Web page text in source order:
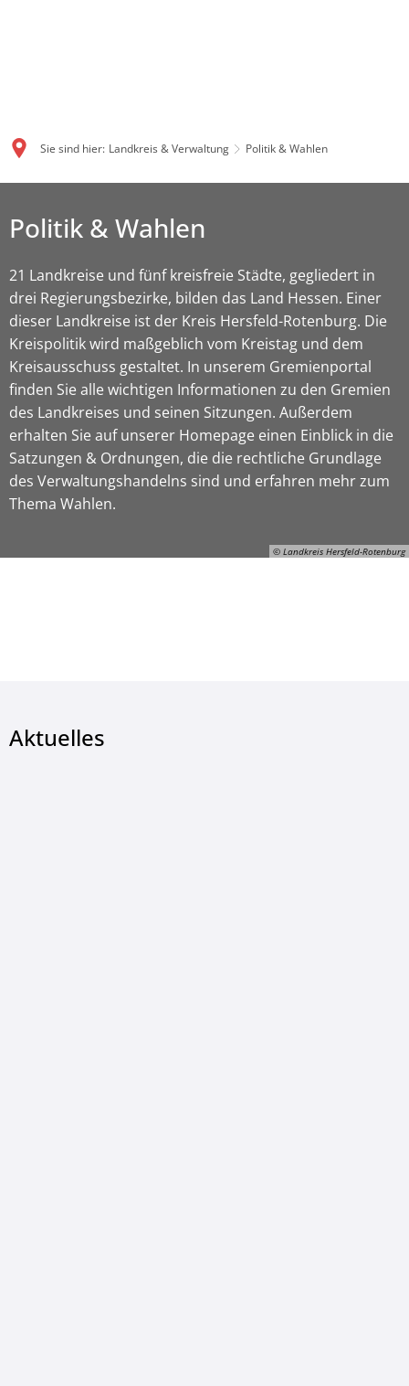
Sie sind hier: Landkreis & Verwaltung Politik & Wahlen
© Landkreis Hersfeld-Rotenburg
Politik & Wahlen
21 Landkreise und fünf kreisfreie Städte, gegliedert in
drei Regierungsbezirke, bilden das Land Hessen. Einer
dieser Landkreise ist der Kreis Hersfeld-Rotenburg. Die
Kreispolitik wird maßgeblich vom Kreistag und dem
Kreisausschuss gestaltet. In unserem Gremienportal
finden Sie alle wichtigen Informationen zu den Gremien
des Landkreises und seinen Sitzungen. Außerdem
erhalten Sie auf unserer Homepage einen Einblick in die
Satzungen & Ordnungen, die die rechtliche Grundlage
des Verwaltungshandelns sind und erfahren mehr zum
Thema Wahlen.
Aktuelles